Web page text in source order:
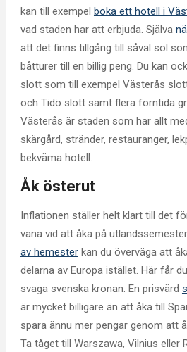
kan till exempel boka ett hotell i
vad staden har att erbjuda. Själva
att det finns tillgång till såväl sol
båtturer till en billig peng. Du kan
slott som till exempel Västerås
och Tidö slott samt flera forntida
Västerås är staden som har allt
skärgård, stränder, restauranger,
bekväma hotell.
Åk österut
Inflationen ställer helt klart till det
vana vid att åka på
av hemesterkan du överväga att
delarna av Europa istället. Här får
svaga svenska kronan. En prisvärd
är mycket billigare än att åka till
spara ännu mer pengar genom att
Ta tåget till Warszawa, Vilnius eller